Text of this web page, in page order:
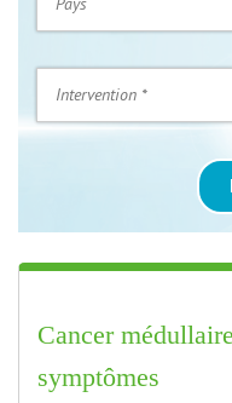
Cancer
symptômes